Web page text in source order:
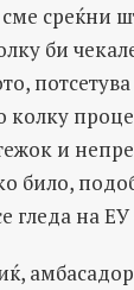
среќни
би
колку
и
било,
гледа на